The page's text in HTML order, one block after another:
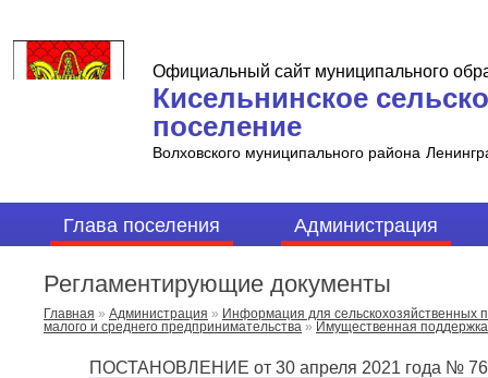
Официальный сайт муниципального
Кисельнинское
поселение
Волховского муниципального района
Глава поселения Администрация
Регламентирующие документы
Главная » Администрация » Информация для сельскохозяйственных
малого и среднего предпринимательства » Имущественная
ПОСТАНОВЛЕНИЕ от 30 апреля 2021 года № 76